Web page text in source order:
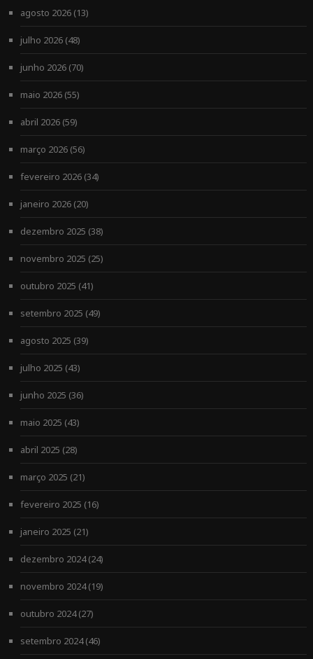
agosto 2026(13)
julho 2026(48)
junho 2026(70)
maio 2026(55)
abril 2026(59)
março 2026(56)
fevereiro 2026(34)
janeiro 2026(20)
dezembro 2025 (38)
novembro 2025 (25)
outubro 2025 (41)
setembro 2025 (49)
agosto 2025 (39)
julho 2025 (43)
junho 2025 (36)
maio 2025 (43)
abril 2025 (28)
março 2025 (21)
fevereiro 2025 (16)
janeiro 2025 (21)
dezembro 2024(24)
novembro 2024(19)
outubro 2024(27)
setembro 2024(46)